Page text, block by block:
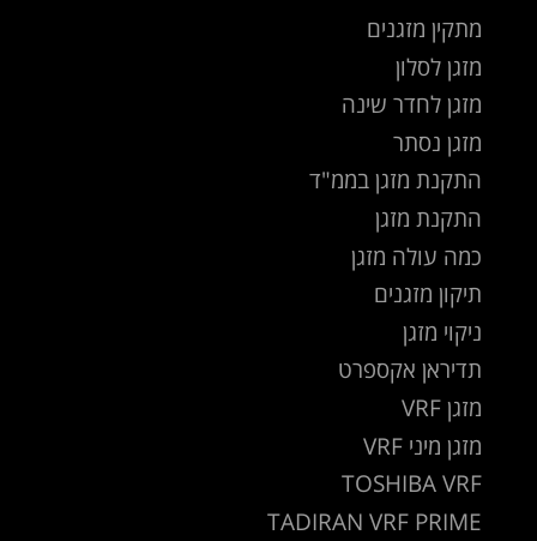
מתקין מזגנים
מזגן לסלון
מזגן לחדר שינה
מזגן נסתר
התקנת מזגן בממ"ד
התקנת מזגן
כמה עולה מזגן
תיקון מזגנים
ניקוי מזגן
תדיראן אקספרט
מזגן VRF
מזגן מיני VRF
TOSHIBA VRF
TADIRAN VRF PRIME